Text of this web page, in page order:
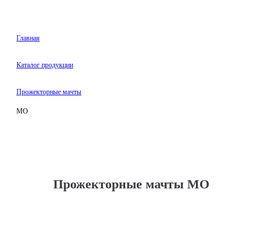
Главная
Каталог продукции
Прожекторные мачты
МО
Прожекторные мачты МО